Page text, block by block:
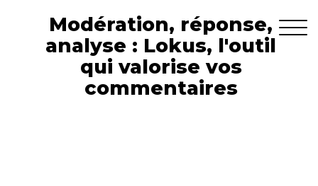
Modération, réponse,
analyse : Lokus, l'outil
qui valorise vos
commentaires